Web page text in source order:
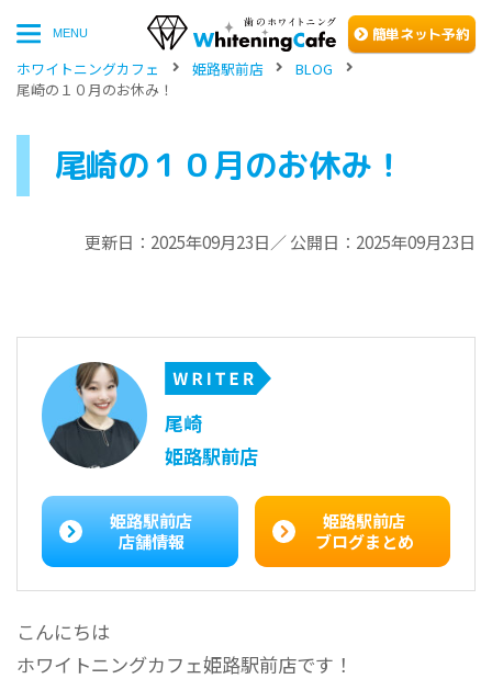
MENU 簡単ネッ ト予約
ホワイトニングカフェ 姫路駅前店
BLOG
尾崎の１０月のお休み！
尾崎の１０月のお休み！
更新日：2025年09月23日／ 公開日：2025年09月23日
尾崎
姫路駅前店
姫路駅前店
店舗情報
姫路駅前店
ブログまとめ
こんにちは
ホワイトニングカフェ姫路駅前店です！